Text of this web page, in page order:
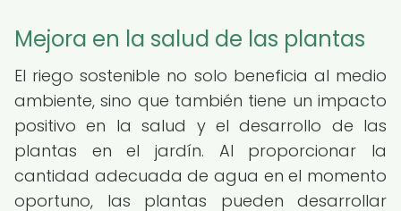
Mejora en la salud de las plantas
El riego sostenible no solo beneficia al medio
ambiente, sino que también tiene un impacto
positivo en la salud y el desarrollo de las
plantas en el jardín. Al proporcionar la
cantidad adecuada de agua en el momento
oportuno, las plantas pueden desarrollar